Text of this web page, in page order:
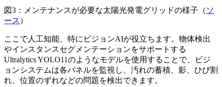
図3：メンテナンスが必要な太陽光発電グリッドの様子（ ソ
ース ）
ここで人工知能、特にビジョンAIが役立ちます。物体検出
やインスタンスセグメンテーションをサポートする
Ultralytics YOLO11のようなモデルを使用することで、ビジ
ョンシステムは各パネルを監視し、汚れの蓄積、影、ひび割
れ、位置のずれなどの問題を検出できます。